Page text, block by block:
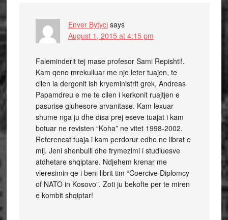
Enver Bytyci says
August 1, 2015 at 4:15 pm
Faleminderit tej mase profesor Sami Repishti!.
Kam qene mrekulluar me nje leter tuajen, te
cilen ia dergonit ish kryeministrit grek, Andreas
Papamdreu e me te cilen i kerkonit ruajtjen e
pasurise gjuhesore arvanitase. Kam lexuar
shume nga ju dhe disa prej eseve tuajat i kam
botuar ne revisten “Koha” ne vitet 1998-2002.
Referencat tuaja i kam perdorur edhe ne librat e
mij. Jeni shenbulli dhe frymezimi i studiuesve
atdhetare shqiptare. Ndjehem krenar me
vleresimin qe i beni librit tim “Coercive Diplomcy
of NATO in Kosovo”. Zoti ju bekofte per te miren
e kombit shqiptar!